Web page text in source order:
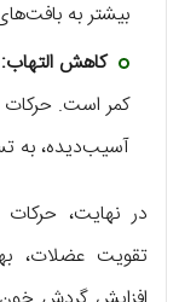
بیشتر به
کاهش التهاب:
کمر است. حرکات
آسیب‌دیده، به
در نهایت،
تقویت عضلات،